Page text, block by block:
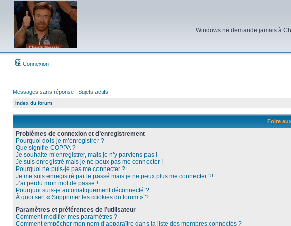
Windows ne demande jamais à
Connexion
Messages sans réponse | Sujets actifs
Index du forum
Foire
Problèmes de connexion et d’enregistrement
Pourquoi dois-je m’enregistrer ?
Que signifie COPPA ?
Je souhaite m’enregistrer, mais je n’y parviens pas !
Je suis enregistré mais je ne peux pas me connecter !
Pourquoi ne puis-je pas me connecter ?
Je me suis enregistré par le passé mais je ne peux plus me connecter ?!
J’ai perdu mon mot de passe !
Pourquoi suis-je automatiquement déconnecté ?
À quoi sert « Supprimer les cookies du forum » ?
Paramètres et préférences de l’utilisateur
Comment modifier mes paramètres ?
Comment empêcher mon nom d’apparaître dans la liste des membres connectés ?